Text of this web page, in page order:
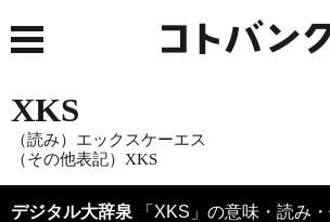
XKS
（読み）エックスケーエス
（その他表記）XKS
デジタル大辞泉 「XKS」の意味・読み